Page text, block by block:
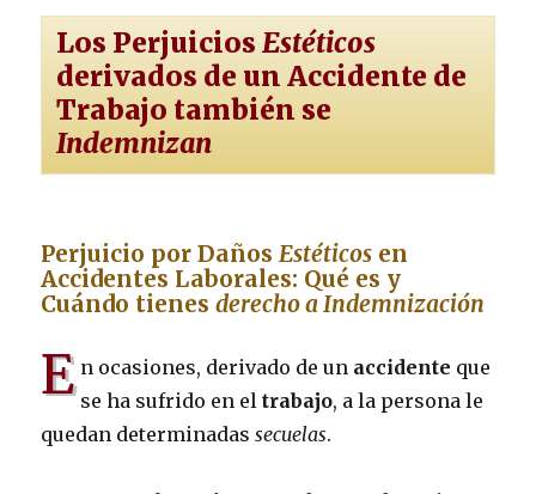
Los PerjuiciosEstéticos
derivados de un Accidente de
Trabajo también se
Indemnizan
Perjuicio por DañosEstéticos en
Accidentes Laborales: Qué es y
Cuándo tienesderecho a Indemnización
E n ocasiones, derivado de un accidente que
se ha sufrido en eltrabajo, a la persona le
quedan determinadassecuelas.